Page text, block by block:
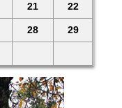
21 22
28 29